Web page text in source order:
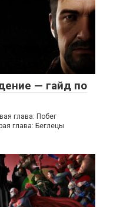
— гайд по
глава: Побег
глава: Беглецы